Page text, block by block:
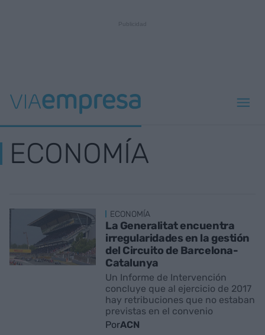
ECONOMÍA
ECONOMÍA
La Generalitat encuentra
irregularidades en la gestión
del Circuito de Barcelona-
Catalunya
Un Informe de Intervención
concluye que al ejercicio de 2017
hay retribuciones que no estaban
previstas en el convenio
PorACN